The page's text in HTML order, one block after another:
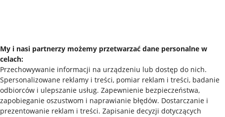
My i nasi partnerzy możemy przetwarzać dane personalne w
celach:
Przechowywanie informacji na urządzeniu lub dostęp do nich.
Spersonalizowane reklamy i treści, pomiar reklam i treści, badanie
odbiorców i ulepszanie usług. Zapewnienie bezpieczeństwa,
zapobieganie oszustwom i naprawianie błędów. Dostarczanie i
prezentowanie reklam i treści. Zapisanie decyzji dotyczących